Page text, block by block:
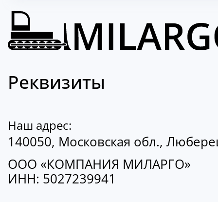
Реквизиты
Наш адрес:
140050, Московская обл.,
ООО «КОМПАНИЯ МИЛАРГО»
ИНН: 5027239941